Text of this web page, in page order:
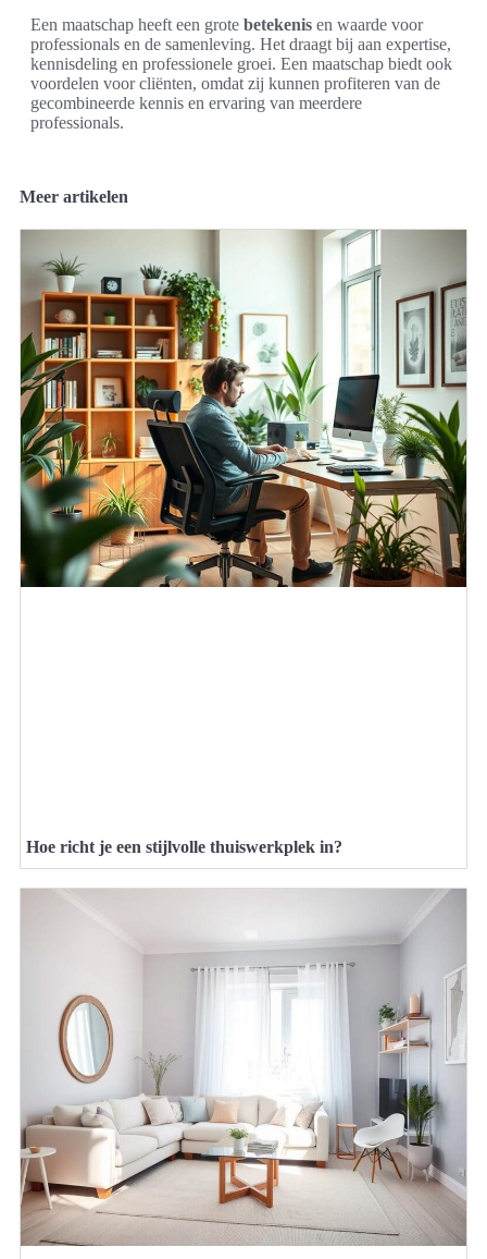
Een maatschap heeft een grote betekenis en waarde voor
professionals en de samenleving. Het draagt bij aan expertise,
kennisdeling en professionele groei. Een maatschap biedt ook
voordelen voor cliënten, omdat zij kunnen profiteren van de
gecombineerde kennis en ervaring van meerdere
professionals.
Meer artikelen
Hoe richt je een stijlvolle thuiswerkplek in?